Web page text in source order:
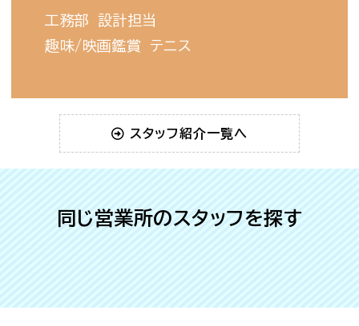
工務部
設計担当
趣味/映画鑑賞 テニス
スタッフ紹介一覧へ
同じ営業所のスタッフを探す